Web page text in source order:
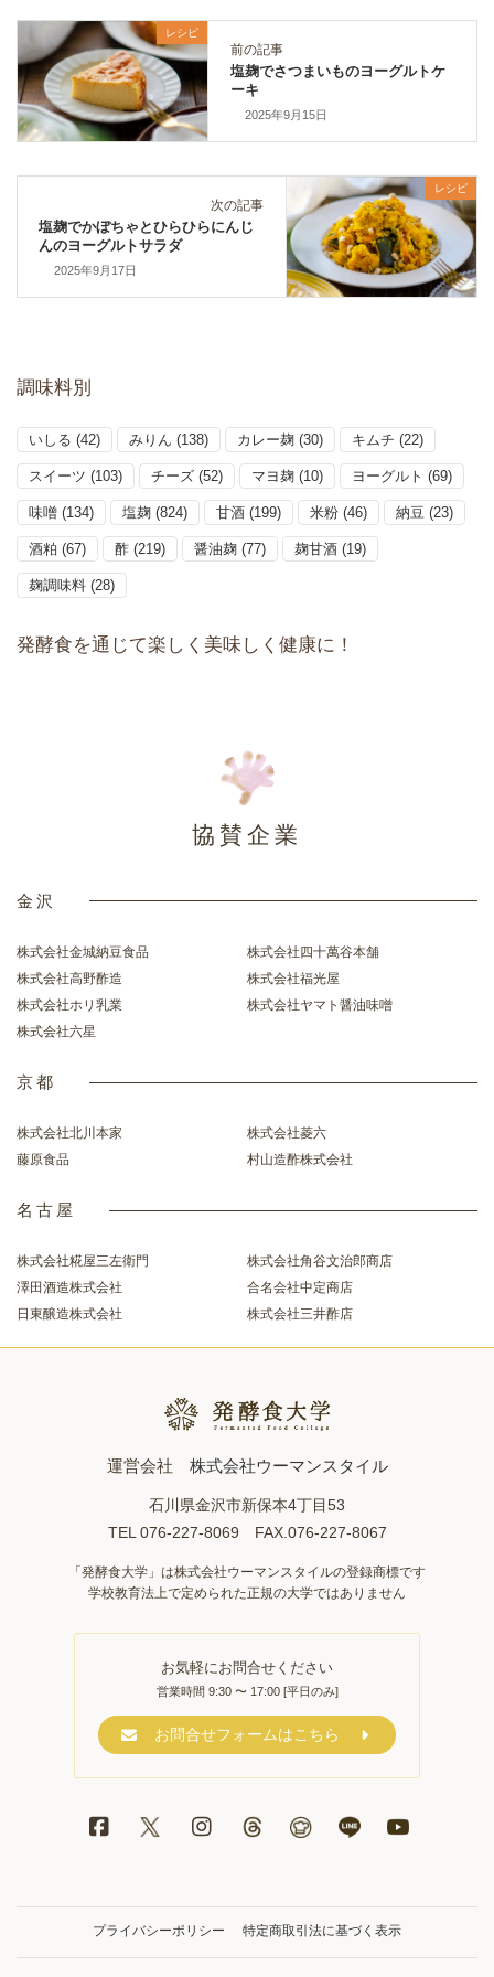
レシピ
前の記事
塩麹でさつまいものヨーグルトケ
ーキ
2025年9月15日
レシピ
次の記事
塩麹でかぼちゃとひらひらにんじ
んのヨーグルトサラダ
2025年9月17日
調味料別
いしる (42) みりん (138) カレー麹 (30) キムチ (22)
スイーツ (103) チーズ (52) マヨ麹 (10) ヨーグルト (69)
味噌 (134) 塩麹 (824) 甘酒 (199) 米粉 (46) 納豆 (23)
酒粕 (67) 酢 (219) 醤油麹 (77) 麹甘酒 (19)
麹調味料 (28)
発酵食を通じて楽しく美味しく健康に！
協賛企業
金沢
株式会社金城納豆食品
株式会社四十萬谷本舗
株式会社高野酢造
株式会社福光屋
株式会社ホリ乳業
株式会社ヤマト醤油味噌
株式会社六星
京都
株式会社北川本家
株式会社菱六
藤原食品
村山造酢株式会社
名古屋
株式会社糀屋三左衛門
株式会社角谷文治郎商店
澤田酒造株式会社
合名会社中定商店
日東醸造株式会社
株式会社三井酢店
運営会社 株式会社ウーマンスタイル
石川県金沢市新保本4丁目53
TEL 076-227-8069 FAX.076-227-8067
「発酵食大学」は株式会社ウーマンスタイルの登録商標です
学校教育法上で定められた正規の大学ではありません
お気軽にお問合せください
営業時間 9:30 〜 17:00 [平日のみ]
お問合せフォームはこちら
プライバシーポリシー 特定商取引法に基づく表示